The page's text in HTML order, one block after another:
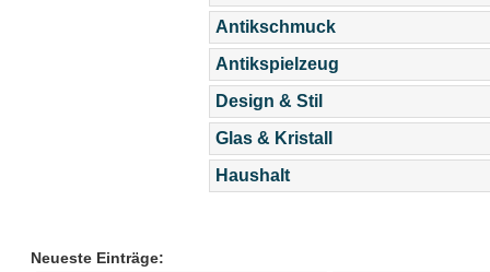
Antikschmuck
Antikspielzeug
Design & Stil
Glas & Kristall
Haushalt
Neueste Einträge: